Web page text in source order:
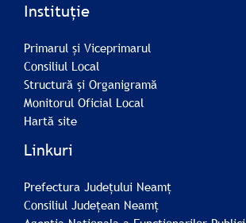
Instituție
Primarul și Viceprimarul
Consiliul Local
Structură și Organigramă
Monitorul Oficial Local
Hartă site
Linkuri
Prefectura Județului Neamț
Consiliul Județean Neamț